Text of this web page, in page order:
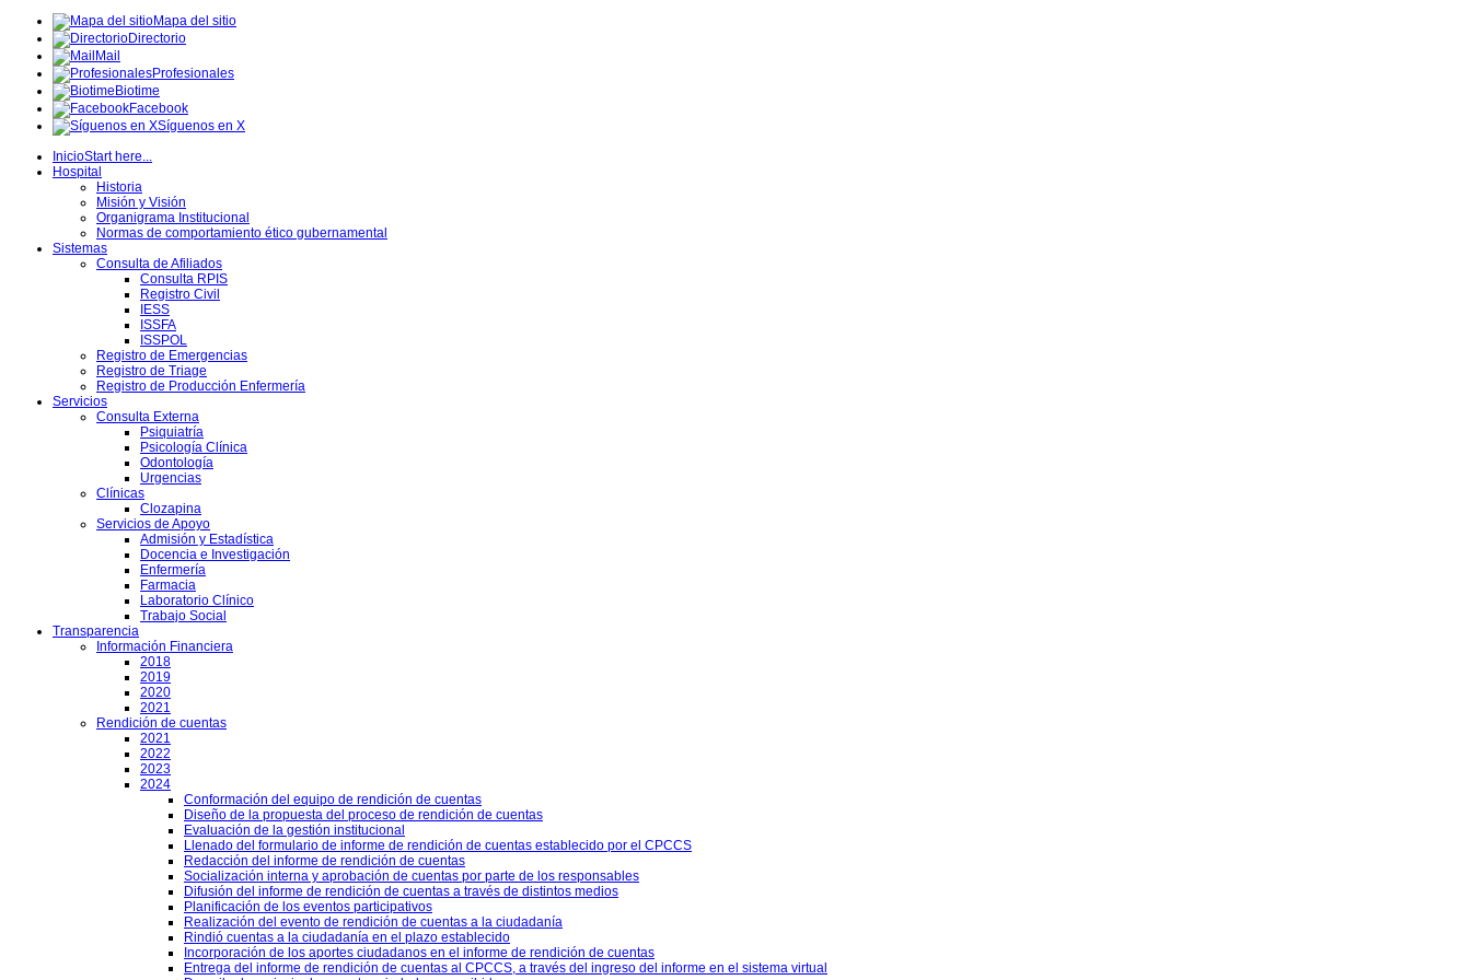
Mapa del sitio
Directorio
Mail
Profesionales
Biotime
Facebook
Síguenos en X
InicioStart here...
Hospital
Historia
Misión y Visión
Organigrama Institucional
Normas de comportamiento ético gubernamental
Sistemas
Consulta de Afiliados
Consulta RPIS
Registro Civil
IESS
ISSFA
ISSPOL
Registro de Emergencias
Registro de Triage
Registro de Producción Enfermería
Servicios
Consulta Externa
Psiquiatría
Psicología Clínica
Odontología
Urgencias
Clínicas
Clozapina
Servicios de Apoyo
Admisión y Estadística
Docencia e Investigación
Enfermería
Farmacia
Laboratorio Clínico
Trabajo Social
Transparencia
Información Financiera
2018
2019
2020
2021
Rendición de cuentas
2021
2022
2023
2024
Conformación del equipo de rendición de cuentas
Diseño de la propuesta del proceso de rendición de cuentas
Evaluación de la gestión institucional
Llenado del formulario de informe de rendición de cuentas establecido por el CPCCS
Redacción del informe de rendición de cuentas
Socialización interna y aprobación de cuentas por parte de los responsables
Difusión del informe de rendición de cuentas a través de distintos medios
Planificación de los eventos participativos
Realización del evento de rendición de cuentas a la ciudadanía
Rindió cuentas a la ciudadanía en el plazo establecido
Incorporación de los aportes ciudadanos en el informe de rendición de cuentas
Entrega del informe de rendición de cuentas al CPCCS, a través del ingreso del informe en el sistema virtual